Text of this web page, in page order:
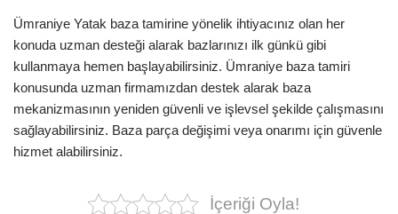
Ümraniye Yatak baza tamirine yönelik ihtiyacınız olan her
konuda uzman desteği alarak bazlarınızı ilk günkü gibi
kullanmaya hemen başlayabilirsiniz. Ümraniye baza tamiri
konusunda uzman firmamızdan destek alarak baza
mekanizmasının yeniden güvenli ve işlevsel şekilde çalışmasını
sağlayabilirsiniz. Baza parça değişimi veya onarımı için güvenle
hizmet alabilirsiniz.
İçeriği Oyla!